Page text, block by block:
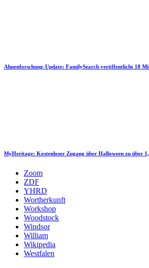
Ahnenforschung-Update: FamilySearch veröffentlicht 18
MyHeritage: Kostenloser Zugang über Halloween zu über
Zoom
ZDF
YHRD
Wortherkunft
Workshop
Woodstock
Windsor
William
Wikipedia
Westfalen